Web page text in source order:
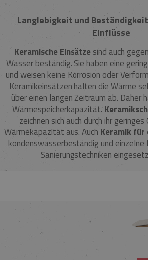
Langlebigkeit und
Einflüsse
Keramische Einsätze sind auch
Wasser beständig. Sie haben eine
und weisen keine Korrosion oder
Keramikeinsätzen halten die Wärme
über einen langen Zeitraum ab. Daher
Wärmespeicherkapazität.
zeichnen sich auch durch ihr
Wärmekapazität aus. Auch Keramik für
kondenswasserbeständig und einzelne
Sanierungstechniken